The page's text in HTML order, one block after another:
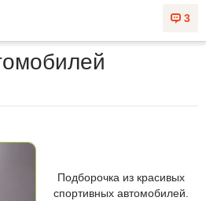
3
Подборочка из красивых
спортивных автомобилей.